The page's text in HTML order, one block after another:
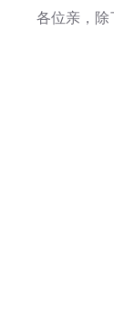
各位亲，除